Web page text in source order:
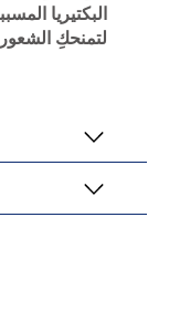
لتمنحكِ